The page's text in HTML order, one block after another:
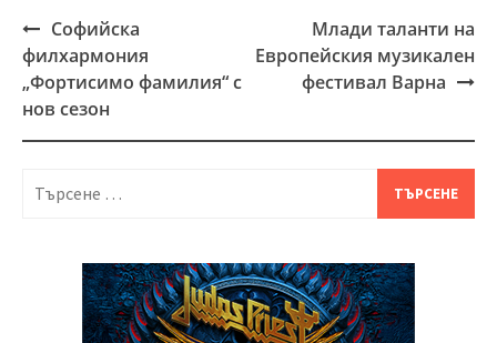
Post
navigation
Софийска
филхармония
„Фортисимо фамилия“ с
нов сезон
Млади таланти на
Европейския музикален
фестивал Варна
Търсене